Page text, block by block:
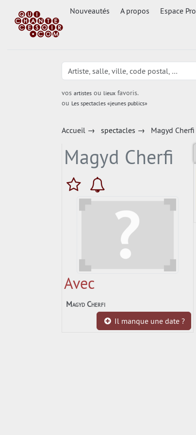
Nouveautés A propos Espace Pro
vos artistesou lieuxfavoris.
ou Les spectacles «jeunes publics»
Accueil→ spectacles → Magyd Cherfi
Magyd Cherfi
Avec
Magyd Cherfi
Il manque une date ?